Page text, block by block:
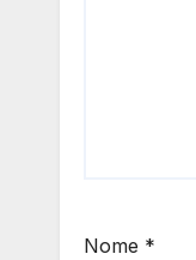
Nome *